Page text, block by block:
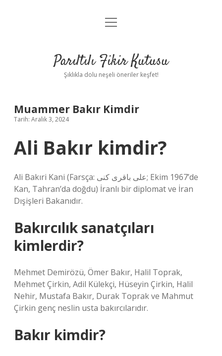
Anasayfa
Yasal Uyarı
menüyü
Parıltılı Fikir Kutusu
Şıklıkla dolu neşeli öneriler keşfet!
Muammer Bakır Kimdir
Tarih: Aralık 3, 2024
Ali Bakır kimdir?
Ali Bakıri Kani (Farsça: علی باقری کنی‎; Ekim 1967’de
Kan, Tahran’da doğdu) İranlı bir diplomat ve İran
Dışişleri Bakanıdır.
Bakırcılık sanatçıları
kimlerdir?
Mehmet Demirözü, Ömer Bakır, Halil Toprak,
Mehmet Çirkin, Adil Külekçi, Hüseyin Çirkin, Halil
Nehir, Mustafa Bakır, Durak Toprak ve Mahmut
Çirkin genç neslin usta bakırcılarıdır.
Bakır kimdir?